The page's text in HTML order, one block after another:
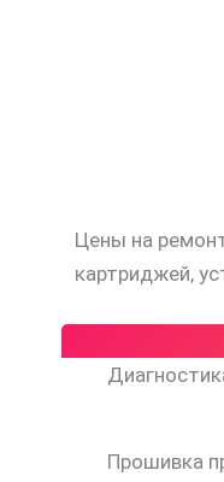
Цены на
картриджей,
Прошивка